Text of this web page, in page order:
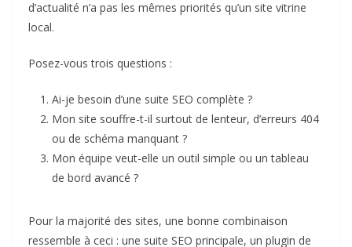
d’actualité n’a pas les mêmes priorités qu’un site vitrine
local.
Posez-vous trois questions :
Ai-je besoin d’une suite SEO complète ?
Mon site souffre-t-il surtout de lenteur, d’erreurs 404
ou de schéma manquant ?
Mon équipe veut-elle un outil simple ou un tableau
de bord avancé ?
Pour la majorité des sites, une bonne combinaison
ressemble à ceci : une suite SEO principale, un plugin de